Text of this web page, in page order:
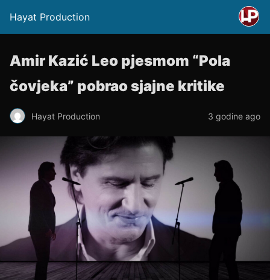
Hayat Production
Amir Kazić Leo pjesmom “Pola
čovjeka” pobrao sjajne kritike
Hayat Production 3 godine ago